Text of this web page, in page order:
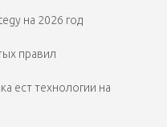
на 2026 год
правил
ест технологии на